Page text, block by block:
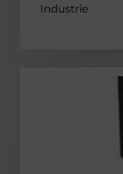
Industrie